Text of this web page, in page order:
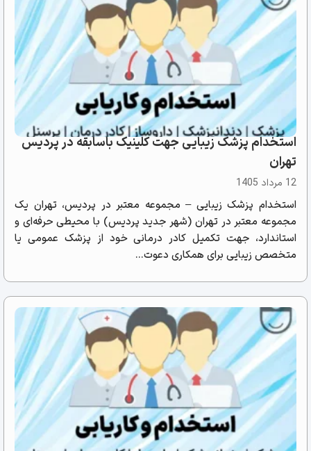
استخدام پزشک زیبایی جهت کلینیک باسابقه در پردیس
تهران
12 مرداد 1405
استخدام پزشک زیبایی – مجموعه معتبر در پردیس، تهران یک
مجموعه معتبر در تهران (شهر جدید پردیس) با محیطی حرفه‌ای و
استاندارد، جهت تکمیل کادر درمانی خود از پزشک عمومی یا
متخصص زیبایی برای همکاری دعوت...